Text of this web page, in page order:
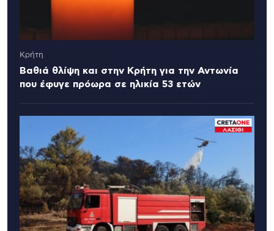
Κρήτη
Βαθιά θλίψη και στην Κρήτη για την Αντωνία
που έφυγε πρόωρα σε ηλικία 53 ετών